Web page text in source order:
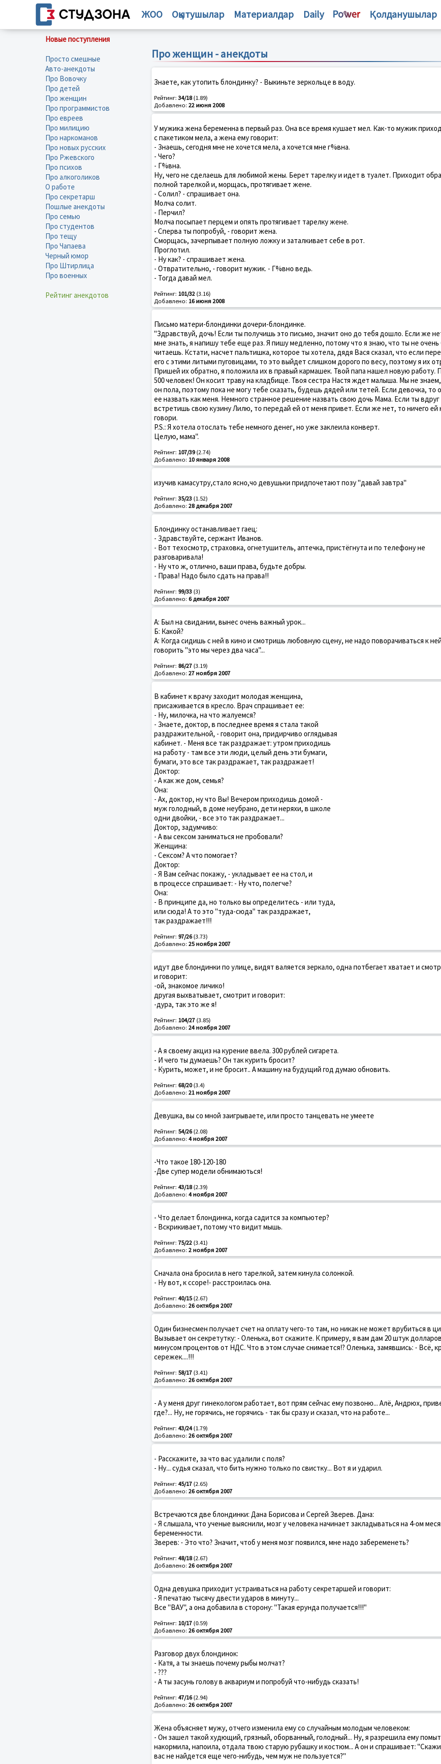
ЖОО Оқытушылар Материалдар Daily Қолданушылар
Новые поступления
Просто смешные
Авто-анекдоты
Про Вовочку
Про детей
Про женщин
Про программистов
Про евреев
Про милицию
Про наркоманов
Про новых русских
Про Ржевского
Про психов
Про алкоголиков
О работе
Про секретарш
Пошлые анекдоты
Про семью
Про студентов
Про тещу
Про Чапаева
Черный юмор
Про Штирлица
Про военных
Рейтинг анекдотов
Про женщин - анекдоты
Знаете, как утопить блондинку? - Выкиньте зеркольце в воду.
Рейтинг: 34/18(1.89)
Добавлено: 22 июня 2008
У мужика жена беременна в первый раз. Она все время кушает мел. Как-то мужик
с пакетиком мела, а жена ему говорит:
- Знаешь, сегодня мне не хочется мела, а хочется мне г%вна.
- Чего?
- Г%вна.
Ну, чего не сделаешь для любимой жены. Берет тарелку и идет в туалет. Приходит
полной тарелкой и, морщась, протягивает жене.
- Солил? - спрашивает она.
Молча солит.
- Перчил?
Молча посыпает перцем и опять протягивает тарелку жене.
- Сперва ты попробуй, - говорит жена.
Сморщась, зачерпывает полную ложку и заталкивает себе в рот.
Проглотил.
- Ну как? - спрашивает жена.
- Отвратительно, - говорит мужик. - Г%вно ведь.
- Тогда давай мел.
Рейтинг: 101/32(3.16)
Добавлено: 16 июня 2008
Письмо матери-блондинки дочери-блондинке.
"Здравствуй, дочь! Если ты получишь это письмо, значит оно до тебя дошло. Если же
мне знать, я напишу тебе еще раз. Я пишу медленно, потому что я знаю, что ты не
читаешь. Кстати, насчет пальтишка, которое ты хотела, дядя Вася сказал, что если
его с этими литыми пуговицами, то это выйдет слишком дорого по весу, поэтому я их
Пришей их обратно, я положила их в правый кармашек. Твой папа нашел новую работу.
500 человек! Он косит траву на кладбище. Твоя сестра Настя ждет малыша. Мы не знаем,
он пола, поэтому пока не могу тебе сказать, будешь дядей или тетей. Если девочка, то
ее назвать как меня. Немного странное решение назвать свою дочь Мама. Если ты вдруг
встретишь свою кузину Лилю, то передай ей от меня привет. Если же нет, то ничего ей
говори.
P.S.: Я хотела отослать тебе немного денег, но уже заклеила конверт.
Целую, мама".
Рейтинг: 107/39(2.74)
Добавлено: 10 января 2008
изучив камасутру,стало ясно,чо девушьки придпочетают позу "давай завтра"
Рейтинг: 35/23(1.52)
Добавлено: 28 декабря 2007
Блондинку останавливает гаец:
- Здравствуйте, сержант Иванов.
- Вот техосмотр, страховка, огнетушитель, аптечка, пристёгнута и по телефону не
разговаривала!
- Ну что ж, отлично, ваши права, будьте добры.
- Права! Надо было сдать на права!!
Рейтинг: 99/33(3)
Добавлено: 6 декабря 2007
А: Был на свидании, вынес очень важный урок...
Б: Какой?
А: Когда сидишь с ней в кино и смотришь любовную сцену, не надо поворачиваться к
говорить "это мы через два часа"...
Рейтинг: 86/27(3.19)
Добавлено: 27 ноября 2007
В кабинет к врачу заходит молодая женщина,
присаживается в кресло. Врач спрашивает ее:
- Ну, милочка, на что жалуемся?
- Знаете, доктор, в последнее время я стала такой
раздражительной, - говорит она, придирчиво оглядывая
кабинет. - Меня все так раздражает: утром приходишь
на работу - там все эти люди, целый день эти бумаги,
бумаги, это все так раздражает, так раздражает!
Доктор:
- А как же дом, семья?
Она:
- Ах, доктор, ну что Вы! Вечером приходишь домой -
муж голодный, в доме неубрано, дети неряхи, в школе
одни двойки, - все это так раздражает...
Доктор, задумчиво:
- А вы сексом заниматься не пробовали?
Женщина:
- Сексом? А что помогает?
Доктор:
- Я Вам сейчас покажу, - укладывает ее на стол, и
в процессе спрашивает: - Ну что, полегче?
Она:
- В принципе да, но только вы определитесь - или туда,
или сюда! А то это "туда-сюда" так раздражает,
так раздражает!!!
Рейтинг: 97/26(3.73)
Добавлено: 25 ноября 2007
идут две блондинки по улице, видят валяется зеркало, одна потбегает хватает и
и говорит:
-ой, знакомое личико!
другая выхватывает, смотрит и говорит:
-дура, так это же я!
Рейтинг: 104/27(3.85)
Добавлено: 24 ноября 2007
- А я своему акциз на курение ввела. 300 рублей сигарета.
- И чего ты думаешь? Он так курить бросит?
- Курить, может, и не бросит.. А машину на будущий год думаю обновить.
Рейтинг: 68/20(3.4)
Добавлено: 21 ноября 2007
Девушка, вы со мной заигрываете, или просто танцевать не умеете
Рейтинг: 54/26(2.08)
Добавлено: 4 ноября 2007
-Что такое 180-120-180
-Две супер модели обнимаються!
Рейтинг: 43/18(2.39)
Добавлено: 4 ноября 2007
- Что делает блондинка, когда садится за компьютер?
- Вскрикивает, потому что видит мышь.
Рейтинг: 75/22(3.41)
Добавлено: 2 ноября 2007
Сначала она бросила в него тарелкой, затем кинула солонкой.
- Ну вот, к ссоре!- расстроилась она.
Рейтинг: 40/15(2.67)
Добавлено: 26 октября 2007
Один бизнесмен получает счет на оплату чего-то там, но никак не может врубиться в
Вызывает он секретутку: - Оленька, вот скажите. К примеру, я вам дам 20 штук
минусом процентов от НДС. Что в этом случае снимается!? Оленька, замявшись: - Всё,
сережек....!!!
Рейтинг: 58/17(3.41)
Добавлено: 26 октября 2007
- А у меня друг гинекологом работает, вот прям сейчас ему позвоню... Алё, Андрюх,
где?... Ну, не горячись, не горячись - так бы сразу и сказал, что на работе...
Рейтинг: 43/24(1.79)
Добавлено: 26 октября 2007
- Расскажите, за что вас удалили с поля?
- Ну... судья сказал, что бить нужно только по свистку... Вот я и ударил.
Рейтинг: 45/17(2.65)
Добавлено: 26 октября 2007
Встречаются две блондинки: Дана Борисова и Сергей Зверев. Дана:
- Я слышала, что ученые выяснили, мозг у человека начинает закладываться на 4-ом
беременности.
Зверев: - Это что? Значит, чтоб у меня мозг появился, мне надо забеременеть?
Рейтинг: 48/18(2.67)
Добавлено: 26 октября 2007
Одна девушка приходит устраиваться на работу секретаршей и говорит:
- Я печатаю тысячу двести ударов в минуту...
Все "ВАУ", а она добавила в сторону: "Такая ерунда получается!!!"
Рейтинг: 10/17(0.59)
Добавлено: 26 октября 2007
Разговор двух блондинок:
- Катя, а ты знаешь почему рыбы молчат?
- ???
- А ты засунь голову в аквариум и попробуй что-нибудь сказать!
Рейтинг: 47/16(2.94)
Добавлено: 26 октября 2007
Жена объясняет мужу, отчего изменила ему со случайным молодым человеком:
- Он зашел такой худющий, грязный, оборванный, голодный... Ну, я разрешила ему
накормила, напоила, отдала твою старую рубашку и костюм... А он и спрашивает:
вас не найдется еще чего-нибудь, чем муж не пользуется?"